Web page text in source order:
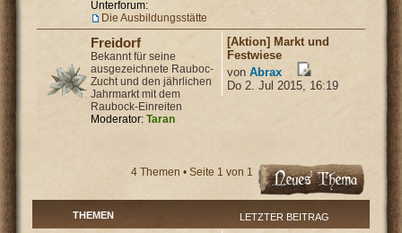
Unterforum:
Die Ausbildungsstätte
Freidorf
Bekannt für seine
ausgezeichnete Rauboc-
Zucht und den jährlichen
Jahrmarkt mit dem
Raubock-Einreiten
Moderator: Taran
[Aktion] Markt und
Festwiese
vonAbrax
Do 2. Jul 2015, 16:19
4 Themen • Seite 1 von 1
THEMEN LETZTER BEITRAG